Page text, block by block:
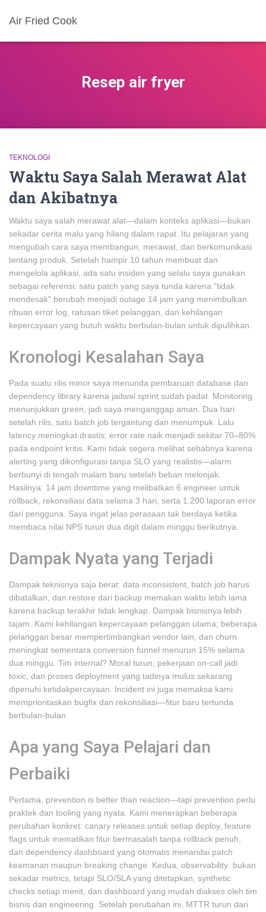
Air Fried Cook
Resep air fryer
TEKNOLOGI
Waktu Saya Salah Merawat Alat
dan Akibatnya
Waktu saya salah merawat alat—dalam konteks aplikasi—bukan
sekadar cerita malu yang hilang dalam rapat. Itu pelajaran yang
mengubah cara saya membangun, merawat, dan berkomunikasi
tentang produk. Setelah hampir 10 tahun membuat dan
mengelola aplikasi, ada satu insiden yang selalu saya gunakan
sebagai referensi: satu patch yang saya tunda karena "tidak
mendesak" berubah menjadi outage 14 jam yang menimbulkan
ribuan error log, ratusan tiket pelanggan, dan kehilangan
kepercayaan yang butuh waktu berbulan-bulan untuk dipulihkan.
Kronologi Kesalahan Saya
Pada suatu rilis minor saya menunda pembaruan database dan
dependency library karena jadwal sprint sudah padat. Monitoring
menunjukkan green, jadi saya menganggap aman. Dua hari
setelah rilis, satu batch job tergantung dan menumpuk. Lalu
latency meningkat drastis; error rate naik menjadi sekitar 70–80%
pada endpoint kritis. Kami tidak segera melihat sebabnya karena
alerting yang dikonfigurasi tanpa SLO yang realistis—alarm
berbunyi di tengah malam baru setelah beban melonjak.
Hasilnya: 14 jam downtime yang melibatkan 6 engineer untuk
rollback, rekonsiliasi data selama 3 hari, serta 1.200 laporan error
dari pengguna. Saya ingat jelas perasaan tak berdaya ketika
membaca nilai NPS turun dua digit dalam minggu berikutnya.
Dampak Nyata yang Terjadi
Dampak teknisnya saja berat: data inconsistent, batch job harus
dibatalkan, dan restore dari backup memakan waktu lebih lama
karena backup terakhir tidak lengkap. Dampak bisnisnya lebih
tajam. Kami kehilangan kepercayaan pelanggan utama; beberapa
pelanggan besar mempertimbangkan vendor lain, dan churn
meningkat sementara conversion funnel menurun 15% selama
dua minggu. Tim internal? Moral turun, pekerjaan on-call jadi
toxic, dan proses deployment yang tadinya mulus sekarang
dipenuhi ketidakpercayaan. Incident ini juga memaksa kami
memprioritaskan bugfix dan rekonsiliasi—fitur baru tertunda
berbulan-bulan.
Apa yang Saya Pelajari dan
Perbaiki
Pertama, prevention is better than reaction—tapi prevention perlu
praktek dan tooling yang nyata. Kami menerapkan beberapa
perubahan konkret: canary releases untuk setiap deploy, feature
flags untuk mematikan fitur bermasalah tanpa rollback penuh,
dan dependency dashboard yang otomatis menandai patch
keamanan maupun breaking change. Kedua, observability: bukan
sekadar metrics, tetapi SLO/SLA yang ditetapkan, synthetic
checks setiap menit, dan dashboard yang mudah diakses oleh tim
bisnis dan engineering. Setelah perubahan ini, MTTR turun dari